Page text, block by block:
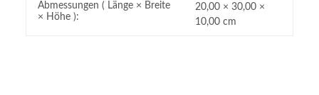
Abmessungen ( Länge × Breite
× Höhe ):
20,00 × 30,00 ×
10,00 cm